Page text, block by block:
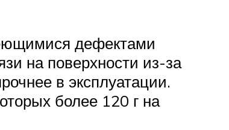
дефектами
на поверхности из-за
в эксплуатации.
более 120 г на